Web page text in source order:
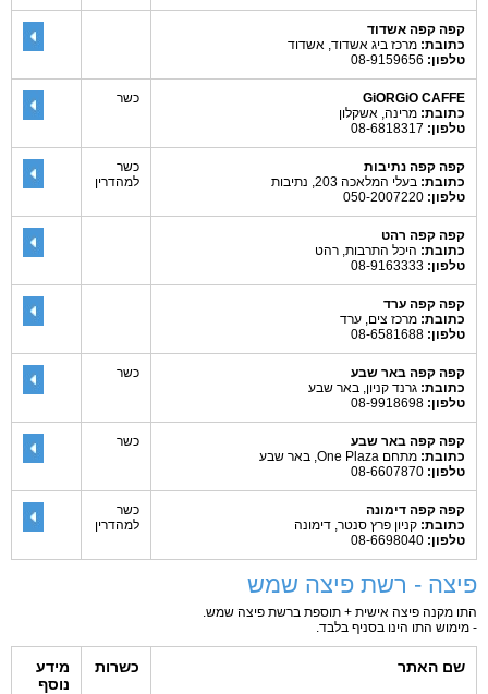
קפה קפה אשדוד
כתובת: מרכז ביג אשדוד, אשדוד
טלפון:
GiORGiO CAFFE
כתובת: מרינה, אשקלון
טלפון:
כשר
קפה קפה נתיבות
כתובת: בעלי המלאכה 203, נתיבות
טלפון:
כשר
למהדרין
קפה קפה רהט
כתובת: היכל התרבות, רהט
טלפון:
קפה קפה ערד
כתובת: מרכז צים, ערד
טלפון:
קפה קפה באר שבע
כתובת: גרנד קניון, באר שבע
טלפון:
כשר
קפה קפה באר שבע
כתובת: מתחם One Plaza, באר שבע
טלפון:
כשר
קפה קפה דימונה
כתובת: קניון פרץ סנטר, דימונה
טלפון:
כשר
למהדרין
פיצה - רשת פיצה שמש
התו מקנה פיצה אישית + תוספת ברשת פיצה שמש.
- מימוש התו הינו בסניף בלבד.
שם האתר כשרות
מידע
נוסף